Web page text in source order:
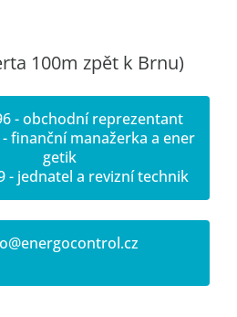
100m zpět k Brnu)
- obchodní reprezentant
- finanční manažerka a ener
getik
- jednatel a revizní technik
rgocontrol.cz